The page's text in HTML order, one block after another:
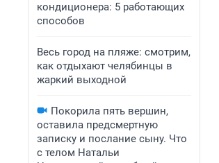
кондиционера: 5 работающих
способов
Весь город на пляже: смотрим,
как отдыхают челябинцы в
жаркий выходной
Покорила пять вершин,
оставила предсмертную
записку и послание сыну. Что
с телом Натальи